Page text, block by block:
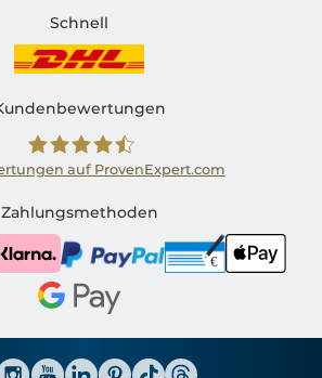
Schnell
Shirtinator AT
auf ProvenExpert.com
Zahlungsmethoden